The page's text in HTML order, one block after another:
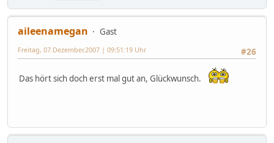
aileenamegan
Gast
#26
Freitag, 07.Dezember.2007 | 09:51:19 Uhr
Das hört sich doch erst mal gut an, Glückwunsch.